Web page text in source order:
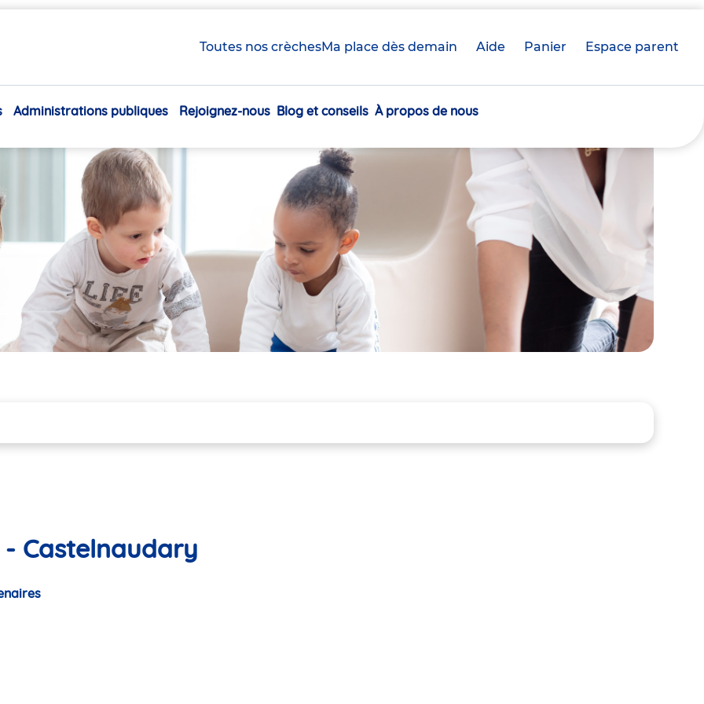
Toutes nos crèchesMa place dès demain Aide Panier crèche(s)
Espace parent
Navigation
Administrations publiques Rejoignez-nous Blog et conseils À propos de nous
Castelnaudary